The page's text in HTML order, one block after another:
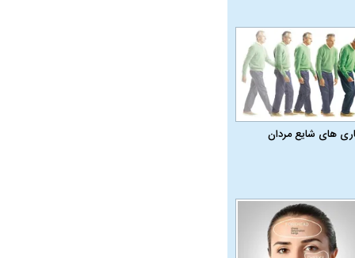
های شایع مردان
دوران قاجار چگونه